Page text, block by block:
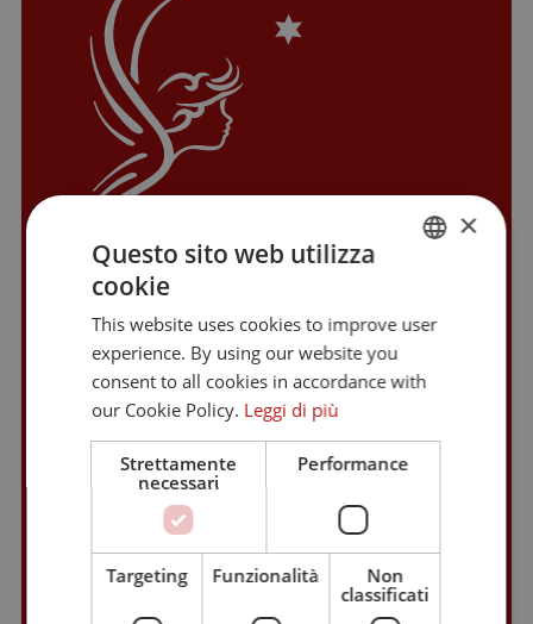
AZIENDA DI SOGGIORNO E TURISMO
Via Alto Adige, 60
Piazza del Grano, 11
I-39100 Bolzano (BZ)
+39 0471 307000
info@bolzano-bozen.it
ORARIO UFFICIO INFORMAZIONI
GERMAN
×
Questo sito web utilizza
cookie
This website uses cookies to improve user
experience. By using our website you
consent to all cookies in accordance with
our Cookie Policy. Leggi di più
Strettamente
necessari
Performance
Targeting Funzionalità
Non
classificati